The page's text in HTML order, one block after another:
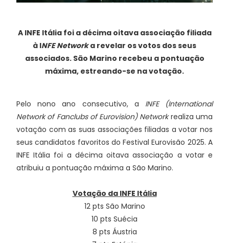
A INFE Itália foi a décima oitava associação filiada
à INFE Networka revelar os votos dos seus
associados. São Marino recebeu a pontuação
máxima, estreando-se na votação.
Pelo nono ano consecutivo, a INFE (International
Network of Fanclubs of Eurovision) Networkrealiza uma
votação com as suas associações filiadas a votar nos
seus candidatos favoritos do Festival Eurovisão 2025. A
INFE Itália foi a décima oitava associação a votar e
atribuiu a pontuação máxima a São Marino.
Votação da INFE Itália
12 pts São Marino
10 pts Suécia
8 pts Áustria